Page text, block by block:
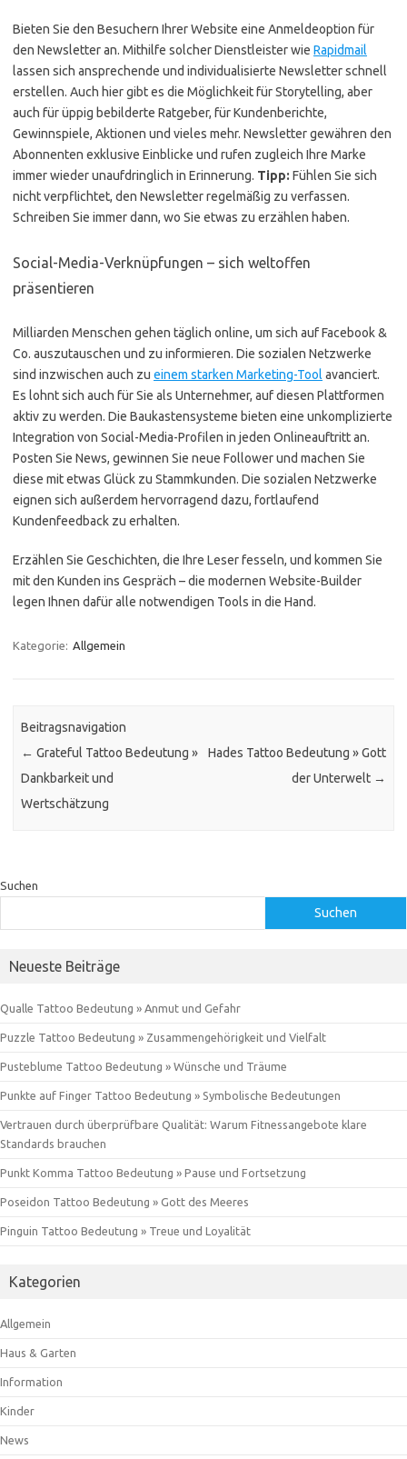
Bieten Sie den Besuchern Ihrer Website eine Anmeldeoption für
den Newsletter an. Mithilfe solcher Dienstleister wie Rapidmail
lassen sich ansprechende und individualisierte Newsletter schnell
erstellen. Auch hier gibt es die Möglichkeit für Storytelling, aber
auch für üppig bebilderte Ratgeber, für Kundenberichte,
Gewinnspiele, Aktionen und vieles mehr. Newsletter gewähren den
Abonnenten exklusive Einblicke und rufen zugleich Ihre Marke
immer wieder unaufdringlich in Erinnerung. Tipp: Fühlen Sie sich
nicht verpflichtet, den Newsletter regelmäßig zu verfassen.
Schreiben Sie immer dann, wo Sie etwas zu erzählen haben.
Social-Media-Verknüpfungen – sich weltoffen
präsentieren
Milliarden Menschen gehen täglich online, um sich auf Facebook &
Co. auszutauschen und zu informieren. Die sozialen Netzwerke
sind inzwischen auch zu einem starken Marketing-Tool avanciert.
Es lohnt sich auch für Sie als Unternehmer, auf diesen Plattformen
aktiv zu werden. Die Baukastensysteme bieten eine unkomplizierte
Integration von Social-Media-Profilen in jeden Onlineauftritt an.
Posten Sie News, gewinnen Sie neue Follower und machen Sie
diese mit etwas Glück zu Stammkunden. Die sozialen Netzwerke
eignen sich außerdem hervorragend dazu, fortlaufend
Kundenfeedback zu erhalten.
Erzählen Sie Geschichten, die Ihre Leser fesseln, und kommen Sie
mit den Kunden ins Gespräch – die modernen Website-Builder
legen Ihnen dafür alle notwendigen Tools in die Hand.
Kategorie: Allgemein
Beitragsnavigation
← Grateful Tattoo Bedeutung »
Dankbarkeit und
Wertschätzung
Hades Tattoo Bedeutung » Gott
der Unterwelt →
Suchen
Suchen
Neueste Beiträge
Qualle Tattoo Bedeutung » Anmut und Gefahr
Puzzle Tattoo Bedeutung » Zusammengehörigkeit und Vielfalt
Pusteblume Tattoo Bedeutung » Wünsche und Träume
Punkte auf Finger Tattoo Bedeutung » Symbolische Bedeutungen
Vertrauen durch überprüfbare Qualität: Warum Fitnessangebote klare
Standards brauchen
Punkt Komma Tattoo Bedeutung » Pause und Fortsetzung
Poseidon Tattoo Bedeutung » Gott des Meeres
Pinguin Tattoo Bedeutung » Treue und Loyalität
Kategorien
Allgemein
Haus & Garten
Information
Kinder
News